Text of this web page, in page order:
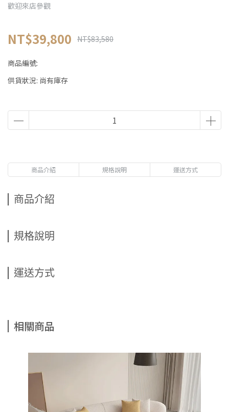
歡迎來店參觀
NT$39,800 NT$83,580
商品編號:
供貨狀況: 尚有庫存
商品介紹 規格說明 運送方式
商品介紹
規格說明
運送方式
相關商品